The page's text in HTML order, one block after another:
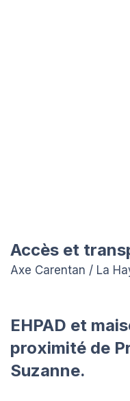
Accès et
Axe Carentan / La
EHPAD et
proximité de
Suzanne.